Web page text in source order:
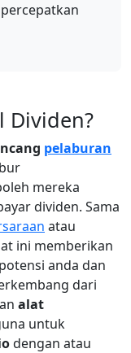
Dividen?
pelaburan
mereka
dividen. Sama
atau
ini memberikan
potensi anda dan
dari
alat
untuk
dengan atau